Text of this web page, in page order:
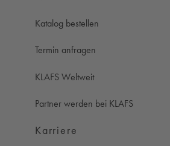
Katalog bestellen
Termin anfragen
KLAFS Weltweit
Partner werden bei KLAFS
Karriere